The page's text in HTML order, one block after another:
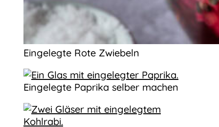
Eingelegte Rote Zwiebeln
Eingelegte Paprika selber machen